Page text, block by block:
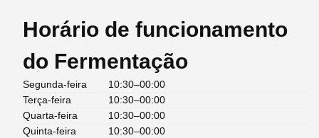
Horário de funcionamento
do Fermentação
Segunda-feira
10:30–00:00
Terça-feira
10:30–00:00
Quarta-feira
10:30–00:00
Quinta-feira
10:30–00:00